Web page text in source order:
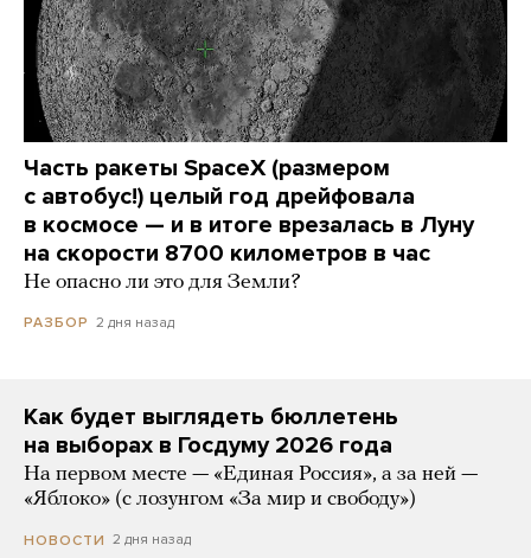
Часть ракеты SpaceX (размером
с автобус!) целый год дрейфовала
в космосе — и в итоге врезалась в Луну
на скорости 8700 километров в час
Не опасно ли это для Земли?
РАЗБОР 2 дня назад
Как будет выглядеть бюллетень
на выборах в Госдуму 2026 года
На первом месте — «Единая Россия», а за ней —
«Яблоко» (с лозунгом «За мир и свободу»)
НОВОСТИ 2 дня назад